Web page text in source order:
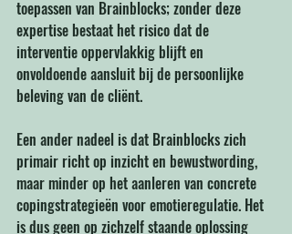
toepassen van Brainblocks; zonder deze
expertise bestaat het risico dat de
interventie oppervlakkig blijft en
onvoldoende aansluit bij de persoonlijke
beleving van de cliënt.
Een ander nadeel is dat Brainblocks zich
primair richt op inzicht en bewustwording,
maar minder op het aanleren van concrete
copingstrategieën voor emotieregulatie. Het
is dus geen op zichzelf staande oplossing